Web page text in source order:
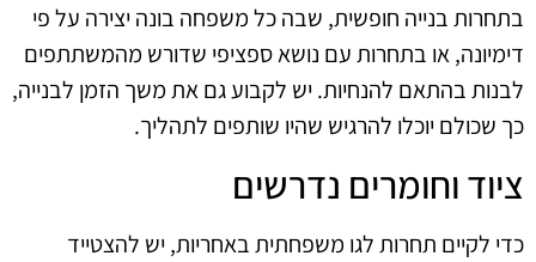
בתחרות בנייה חופשית, שבה כל משפחה בונה יצירה על פי
דימיונה, או בתחרות עם נושא ספציפי שדורש מהמשתתפים
לבנות בהתאם להנחיות. יש לקבוע גם את משך הזמן לבנייה,
כך שכולם יוכלו להרגיש שהיו שותפים לתהליך.
ציוד וחומרים נדרשים
כדי לקיים תחרות לגו משפחתית באחריות, יש להצטייד